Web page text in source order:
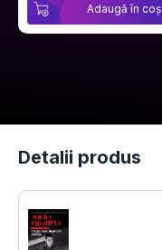
Adaugă în coș
Detalii produs